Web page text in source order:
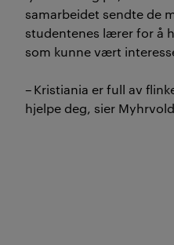
samarbeidet sendte de
studentenes lærer for å
som kunne vært
–Kristiania er full av
hjelpe deg, sier